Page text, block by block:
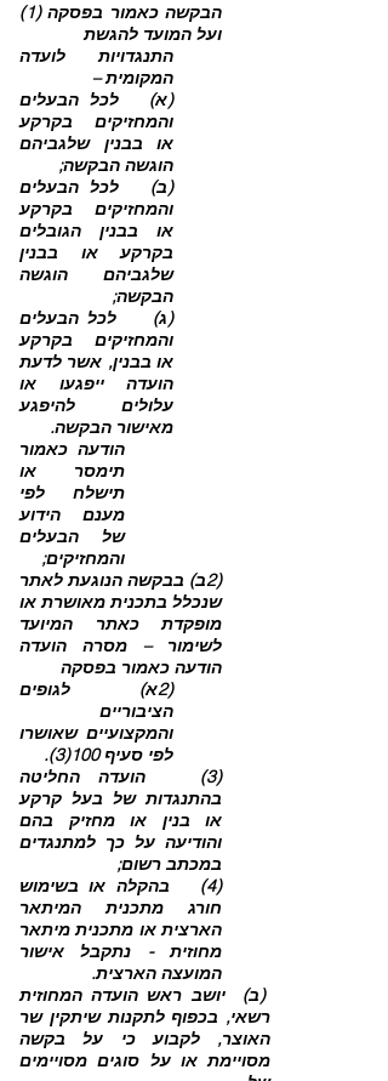
הבקשה כאמור בפסקה (1)
ועל המועד להגשת
התנגדויות לועדה
המקומית –
(א) לכל הבעלים
והמחזיקים בקרקע
או בבנין שלגביהם
הוגשה הבקשה;
(ב) לכל הבעלים
והמחזיקים בקרקע
או בבנין הגובלים
בקרקע או בבנין
שלגביהם הוגשה
הבקשה;
(ג) לכל הבעלים
והמחזיקים בקרקע
או בבנין, אשר לדעת
הועדה ייפגעו או
עלולים להיפגע
מאישור הבקשה.
הודעה כאמור
תימסר או
תישלח לפי
מענם הידוע
של הבעלים
והמחזיקים;
(2ב) בבקשה הנוגעת לאתר
שנכלל בתכנית מאושרת או
מופקדת כאתר המיועד
לשימור – מסרה הועדה
הודעה כאמור בפסקה
(2א)
לגופים
הציבוריים
והמקצועיים שאושרו
לפי סעיף 100(3).
(3) הועדה החליטה
בהתנגדות של בעל קרקע
או בנין או מחזיק בהם
והודיעה על כך למתנגדים
במכתב רשום;
(4) בהקלה או בשימוש
חורג מתכנית המיתאר
הארצית או מתכנית מיתאר
מחוזית - נתקבל אישור
המועצה הארצית.
(ב) יושב ראש הועדה המחוזית
רשאי, בכפוף לתקנות שיתקין שר
האוצר, לקבוע כי על בקשה
מסויימת או על סוגים מסויימים